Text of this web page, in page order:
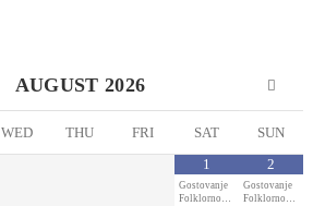
AUGUST 2026
WED THU FRI SAT
SUN
1
Gostovanje
Folklorno…
2
Gostovanje
Folklorno…